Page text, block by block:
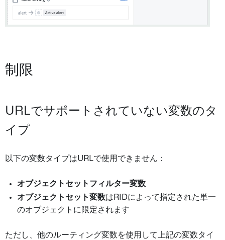
制限
URLでサポートされていない変数のタ
イプ
以下の変数タイプはURLで使用できません：
オブジェクトセットフィルター変数
オブジェクトセット変数はRIDによって指定された単一
のオブジェクトに限定されます
ただし、他のルーティング変数を使用して上記の変数タイ